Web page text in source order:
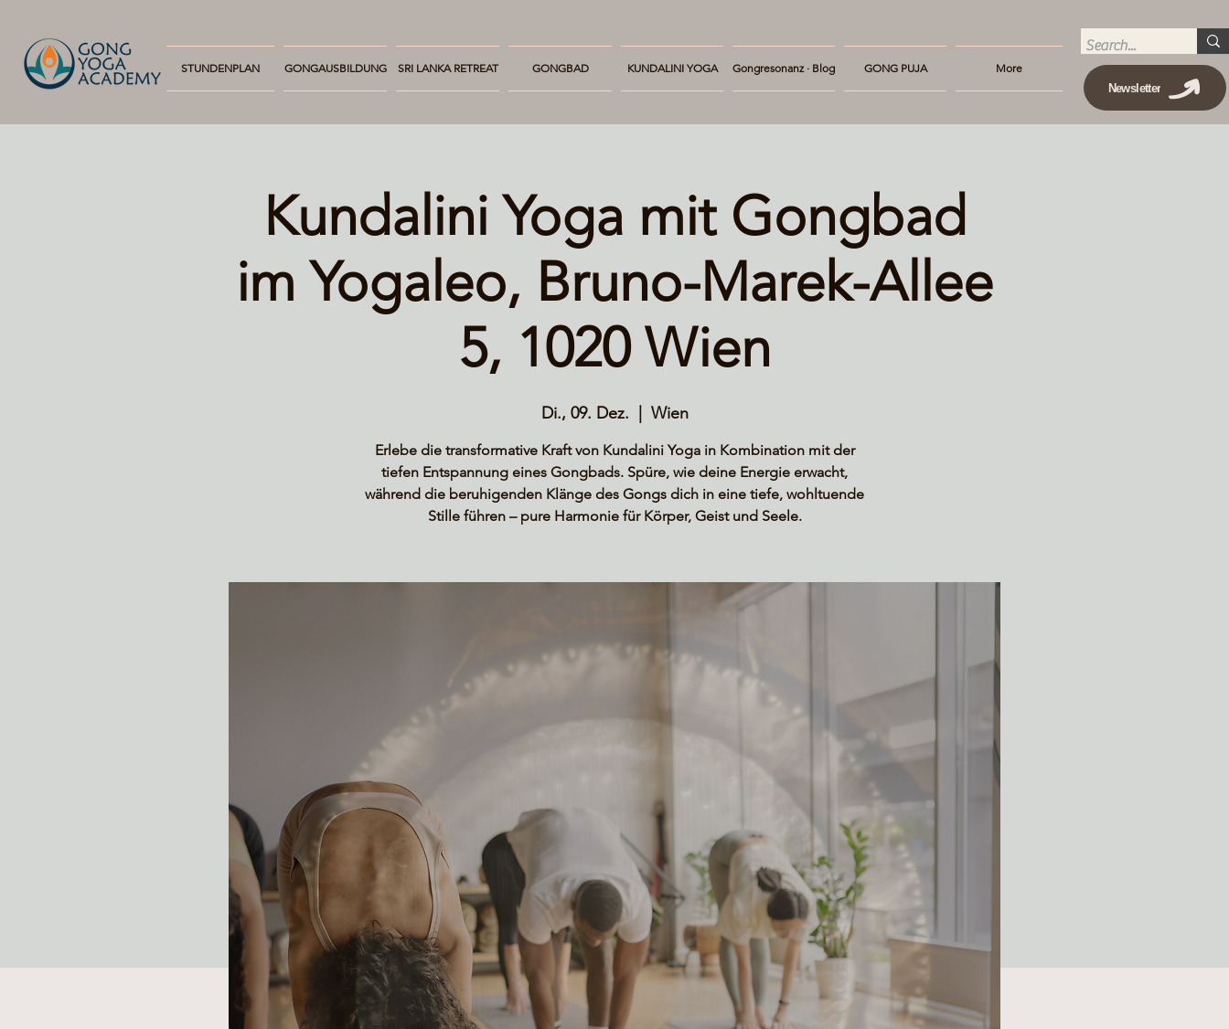
STUNDENPLAN GONGAUSBILDUNG SRI LANKA RETREAT GONGBAD KUNDALINI YOGA Gongresonanz · Blog GONG PUJA
More
Newsletter
Kundalini Yoga mit Gongbad
im Yogaleo, Bruno-Marek-Allee
5, 1020 Wien
Di., 09. Dez. Wien
Erlebe die transformative Kraft von Kundalini Yoga in Kombination mit der
tiefen Entspannung eines Gongbads. Spüre, wie deine Energie erwacht,
während die beruhigenden Klänge des Gongs dich in eine tiefe, wohltuende
Stille führen – pure Harmonie für Körper, Geist und Seele.